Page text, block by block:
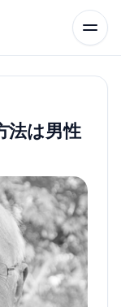
法は男性